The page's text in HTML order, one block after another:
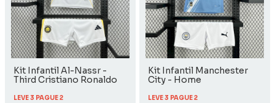
Kit Infantil Al-Nassr -
Third Cristiano Ronaldo
LEVE 3 PAGUE 2
Kit Infantil Manchester
City - Home
LEVE 3 PAGUE 2